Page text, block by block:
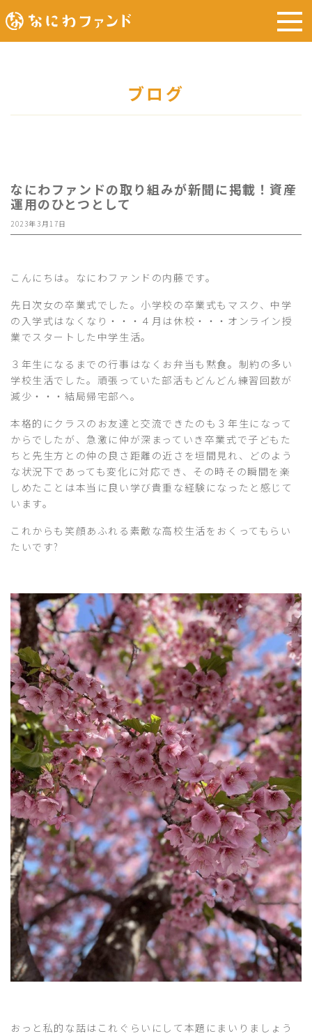
ブログ
なにわファンドの取り組みが新聞に掲載！資産
運用のひとつとして
2023年3月17日
こんにちは。なにわファンドの内藤です。
先日次女の卒業式でした。小学校の卒業式もマスク、中学
の入学式はなくなり・・・４月は休校・・・オンライン授
業でスタートした中学生活。
３年生になるまでの行事はなくお弁当も黙食。制約の多い
学校生活でした。頑張っていた部活もどんどん練習回数が
減少・・・結局帰宅部へ。
本格的にクラスのお友達と交流できたのも３年生になって
からでしたが、急激に仲が深まっていき卒業式で子どもた
ちと先生方との仲の良さ距離の近さを垣間見れ、どのよう
な状況下であっても変化に対応でき、その時その瞬間を楽
しめたことは本当に良い学び貴重な経験になったと感じて
います。
これからも笑顔あふれる素敵な高校生活をおくってもらい
たいです?
おっと私的な話はこれぐらいにして本題にまいりましょう